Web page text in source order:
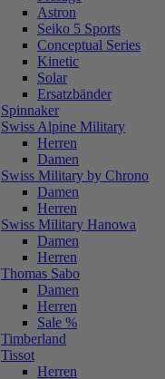
Astron
Seiko 5 Sports
Conceptual Series
Kinetic
Solar
Ersatzbänder
Spinnaker
Swiss Alpine Military
Herren
Damen
Swiss Military by Chrono
Damen
Herren
Swiss Military Hanowa
Damen
Herren
Thomas Sabo
Damen
Herren
Sale %
Timberland
Tissot
Herren